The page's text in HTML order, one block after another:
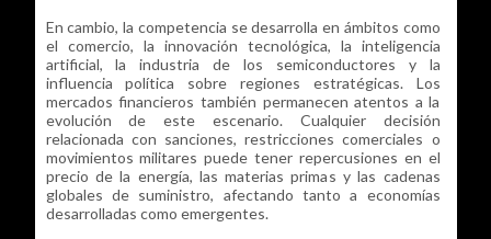
En cambio, la competencia se desarrolla en ámbitos como
el comercio, la innovación tecnológica, la inteligencia
artificial, la industria de los semiconductores y la
influencia política sobre regiones estratégicas. Los
mercados financieros también permanecen atentos a la
evolución de este escenario. Cualquier decisión
relacionada con sanciones, restricciones comerciales o
movimientos militares puede tener repercusiones en el
precio de la energía, las materias primas y las cadenas
globales de suministro, afectando tanto a economías
desarrolladas como emergentes.